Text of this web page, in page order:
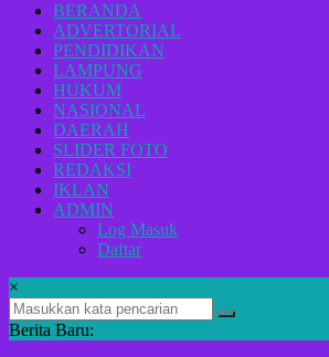
Menyikap
Berita,Terpercaya
Dan
Tegas
BERANDA
ADVERTORIAL
PENDIDIKAN
LAMPUNG
HUKUM
NASIONAL
DAERAH
SLIDER FOTO
REDAKSI
IKLAN
ADMIN
Log Masuk
Daftar
×
Berita Baru: